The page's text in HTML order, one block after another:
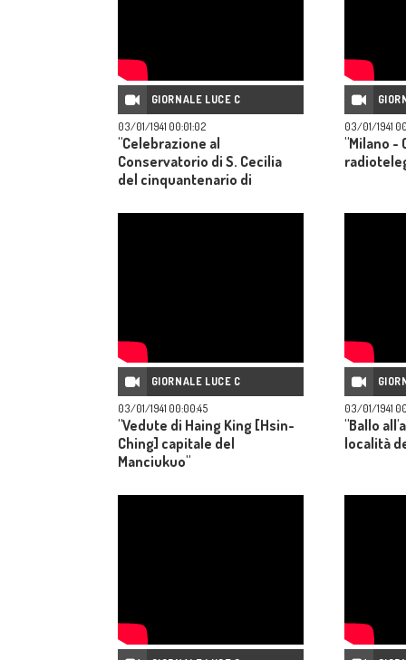
GIORNALE LUCE C
03/01/1941 00:01:02
"Celebrazione al
Conservatorio di S. Cecilia
del cinquantenario di
03/01/1941
"Milano -
GIORNALE LUCE C
03/01/1941 00:00:45
"Vedute di Haing King [Hsin-
Ching] capitale del
Manciukuo"
03/01/1941
"Ballo
località